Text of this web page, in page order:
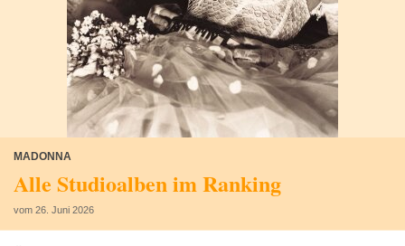
MADONNA
Alle Studioalben im Ranking
vom 26. Juni 2026